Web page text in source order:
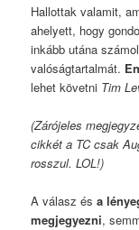
Hallottak valamit,
ahelyett, hogy
inkább utána
valóságtartalmát.
lehet követni Tim
(Zárójeles
cikkét a TC csak
rosszul. LOL!)
A válasz ésa
megjegyezni,